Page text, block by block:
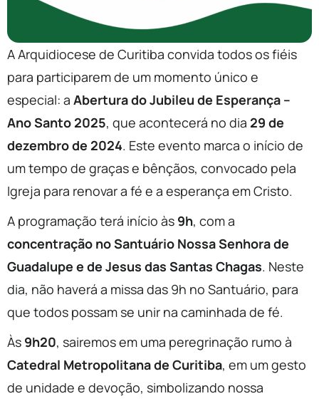
A Arquidiocese de Curitiba convida todos os fiéis
para participarem de um momento único e
especial: a Abertura do Jubileu de Esperança –
Ano Santo 2025, que acontecerá no dia 29 de
dezembro de 2024. Este evento marca o início de
um tempo de graças e bênçãos, convocado pela
Igreja para renovar a fé e a esperança em Cristo.
A programação terá início às 9h, com a
concentração no Santuário Nossa Senhora de
Guadalupe e de Jesus das Santas Chagas. Neste
dia, não haverá a missa das 9h no Santuário, para
que todos possam se unir na caminhada de fé.
Às 9h20, sairemos em uma peregrinação rumo à
Catedral Metropolitana de Curitiba, em um gesto
de unidade e devoção, simbolizando nossa